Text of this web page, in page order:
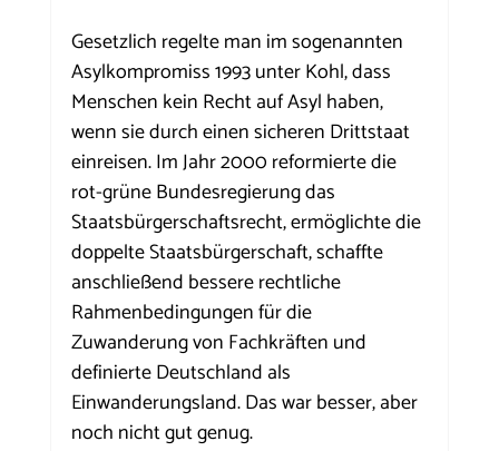
Gesetzlich regelte man im sogenannten
Asylkompromiss 1993 unter Kohl, dass
Menschen kein Recht auf Asyl haben,
wenn sie durch einen sicheren Drittstaat
einreisen. Im Jahr 2000 reformierte die
rot-grüne Bundesregierung das
Staatsbürgerschaftsrecht, ermöglichte die
doppelte Staatsbürgerschaft, schaffte
anschließend bessere rechtliche
Rahmenbedingungen für die
Zuwanderung von Fachkräften und
definierte Deutschland als
Einwanderungsland. Das war besser, aber
noch nicht gut genug.